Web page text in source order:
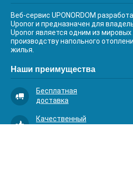
Веб-сервис UPONORDOM
Uponor и предназначен для
Uponor является одним из мировых
производству напольного
жилья.
Наши преимущества
Бесплатная
доставка
Качественный